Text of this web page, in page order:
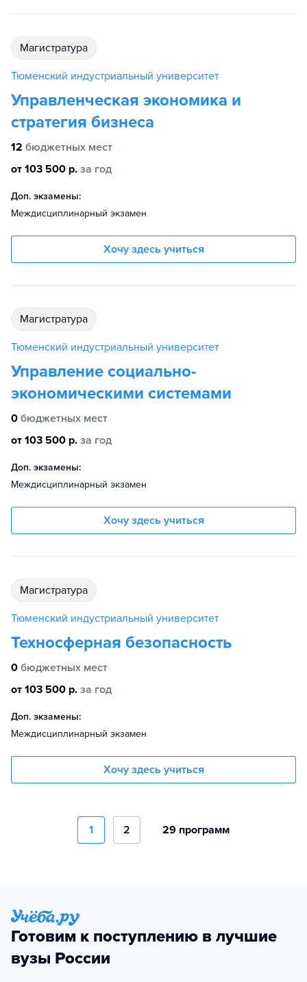
магистратура
Тюменский индустриальный университет
Управленческая экономика и
стратегия бизнеса
12 бюджетных мест
от 103 500 р. за год
Доп. экзамены:
Междисциплинарный экзамен
Хочу здесь учиться
магистратура
Тюменский индустриальный университет
Управление социально-
экономическими системами
0 бюджетных мест
от 103 500 р. за год
Доп. экзамены:
Междисциплинарный экзамен
Хочу здесь учиться
магистратура
Тюменский индустриальный университет
Техносферная безопасность
0 бюджетных мест
от 103 500 р. за год
Доп. экзамены:
Междисциплинарный экзамен
Хочу здесь учиться
1 2 29 программ
Готовим к поступлению в лучшие
вузы России